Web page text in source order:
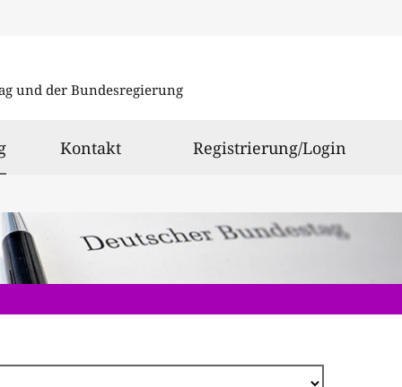
und der Bundesregierung
ausgewählt
Kontakt Registrierung/Login